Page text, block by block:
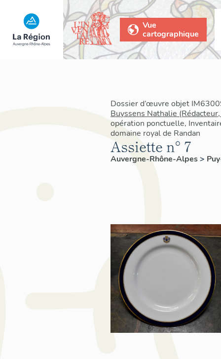
Vue
cartographique
Dossier d’œuvre objet
Buyssens Nathalie
opération ponctuelle,
domaine royal de Randan
Assiette n° 7
Auvergne-Rhône-Alpes>